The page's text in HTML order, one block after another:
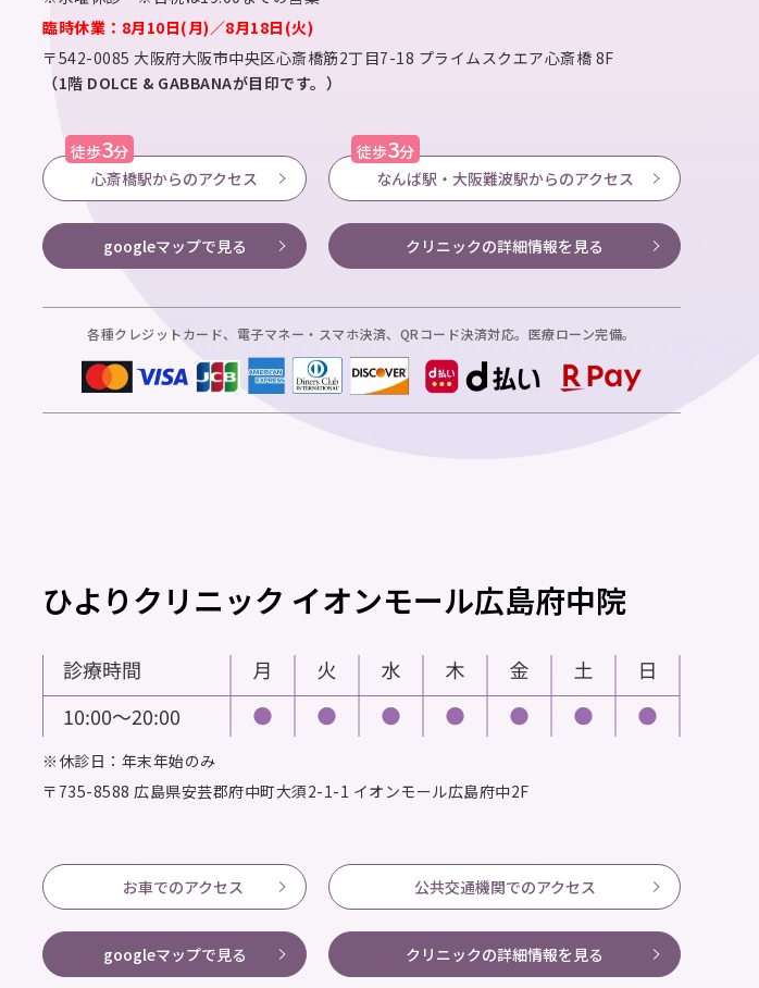
臨時休業：8月10日(月)／8月18日(火)
〒542-0085大阪府大阪市中央区心斎橋筋2丁目7-18 プライムスクエア心斎橋 8F
（1階 DOLCE & GABBANAが目印です。）
徒歩3分
心斎橋駅からのアクセス
徒歩3分
なんば駅・大阪難波駅からのアクセス
googleマップで見る クリニックの詳細情報を見る
各種クレジットカード、電子マネー・スマホ決済、 QRコード決済対応。医療ローン完備。
ひよりクリニック イオンモール広島府中院
※休診日：年末年始のみ
〒735-8588 広島県安芸郡府中町大須2-1-1 イオンモール広島府中2F
お車でのアクセス 公共交通機関でのアクセス
googleマップで見る クリニックの詳細情報を見る